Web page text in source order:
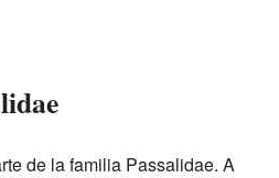
de la familia Passalidae. A